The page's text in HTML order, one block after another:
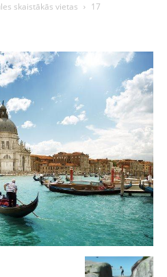
skaistākās vietas 17